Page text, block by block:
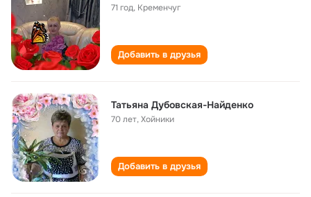
71 год, Кременчуг
Добавить в друзья
Татьяна Дубовская-Найденко
70 лет,Хойники
Добавить в друзья